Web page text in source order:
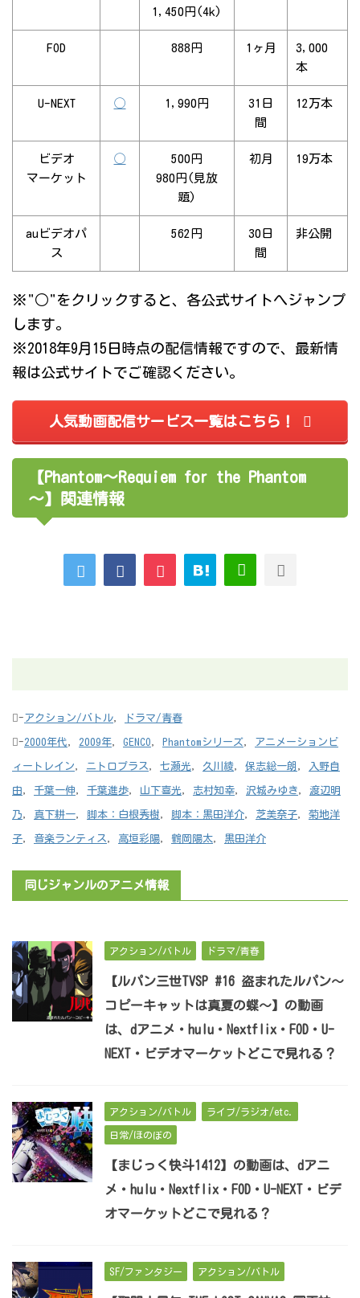
1,450円(4k)
FOD 888円 1ヶ月
3,000
本
U-NEXT ◯ 1,990円
31日
間
12万本
ビデオ
マーケット
◯
500円
980円(見放
題)
初月 19万本
auビデオパ
ス
562円
30日
間
非公開
※"○"をクリックすると、各公式サイトへジャンプ
します。
※2018年9月15日時点の配信情報ですので、最新情
報は公式サイトでご確認ください。
人気動画配信サービス一覧はこちら！
【Phantom～Requiem for the Phantom
～】関連情報
- アクション/バトル, ドラマ/青春
-2000年代, 2009年, GENCO, Phantomシリーズ, アニメーションビ
ィートレイン, ニトロプラス, 七瀬光, 久川綾, 保志総一朗 , 入野自
由, 千葉一伸, 千葉進歩, 山下喜光, 志村知幸, 沢城みゆき, 渡辺明
乃, 真下耕一, 脚本：白根秀樹, 脚本：黒田洋介, 芝美奈子, 菊地洋
子, 音楽ランティス, 高垣彩陽, 鶴岡陽太, 黒田洋介
同じジャンルのアニメ情報
アクション/バトル ドラマ/青春
【ルパン三世TVSP #16 盗まれたルパン～
コピーキャットは真夏の蝶～】の動画
は、dアニメ・hulu・Nextflix・FOD・U-
NEXT・ビデオマーケットどこで見れる？
アクション/バトル ライブ/ラジオ/etc.
日常/ほのぼの
【まじっく快斗1412】の動画は、dアニ
メ・hulu・Nextflix・FOD・U-NEXT・ビデ
オマーケットどこで見れる？
SF/ファンタジー アクション/バトル